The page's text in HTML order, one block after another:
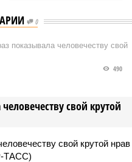
0
показывала человечеству свой
свой крутой
490